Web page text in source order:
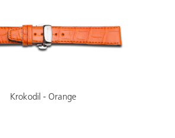
Krokodil - Orange